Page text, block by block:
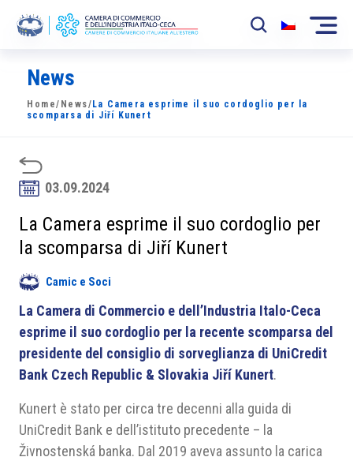
La Camera
News
Sviluppo Mercato
Soci
Partner
Progetti
Area riservata
News
Home/ News/ La Camera esprime il suo cordoglio per la
scomparsa di Jiří Kunert
03.09.2024
La Camera esprime il suo cordoglio per
la scomparsa di Jiří Kunert
Camic e Soci
La Camera di Commercio e dell’Industria Italo-Ceca
esprime il suo cordoglio per la recente scomparsa del
presidente del consiglio di sorveglianza di UniCredit
Bank Czech Republic & Slovakia Jiří Kunert.
Kunert è stato per circa tre decenni alla guida di
UniCredit Bank e dell’istituto precedente – la
Živnostenská banka. Dal 2019 aveva assunto la carica